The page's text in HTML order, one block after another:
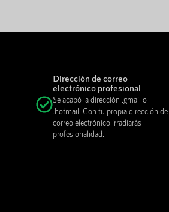
Dirección de correo
electrónico profesional
Se acabó la dirección .gmail o
.hotmail. Con tu propia dirección de
correo electrónico irradiarás
profesionalidad.